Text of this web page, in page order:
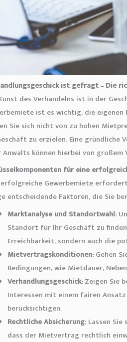
ist gefragt – Die
des Verhandelns ist in der
ist es wichtig, die
Sie sich nicht von zu hohen
zu erzielen. Eine gründliche
Anwalts können hierbei von großem
für eine
erfolgreiche Gewerbemiete
entscheidende Faktoren, die Sie
Marktanalyse und Standortwahl:
Standort für Ihr Geschäft zu
Erreichbarkeit, sondern auch die
Mietvertragskonditionen: Gehen
Bedingungen, wie Mietdauer,
Verhandlungsgeschick: Zeigen Sie
Interessen mit einem fairen
berücksichtigen.
Rechtliche Absicherung: Lassen
dass der Mietvertrag rechtlich